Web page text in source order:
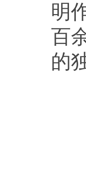
明
百
的